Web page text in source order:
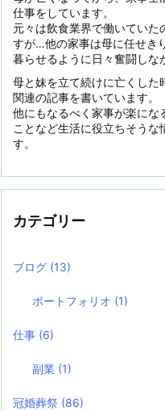
仕事をしています。
元々は飲食業界で働いていた
すが…他の家事は母に任せき
暮らせるように日々奮闘しな
母と妹を立て続けに亡くした
関連の記事を書いています。
他にもなるべく家事が楽にな
ことなど生活に役立ちそうな
す。
カテゴリー
ブログ (13)
ポートフォリオ (1)
仕事 (6)
副業 (1)
冠婚葬祭 (86)